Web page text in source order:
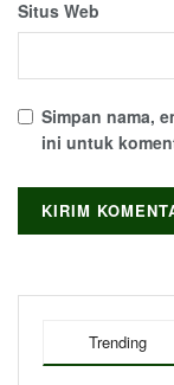
Situs Web
Simpan nama,
ini untuk
Trending